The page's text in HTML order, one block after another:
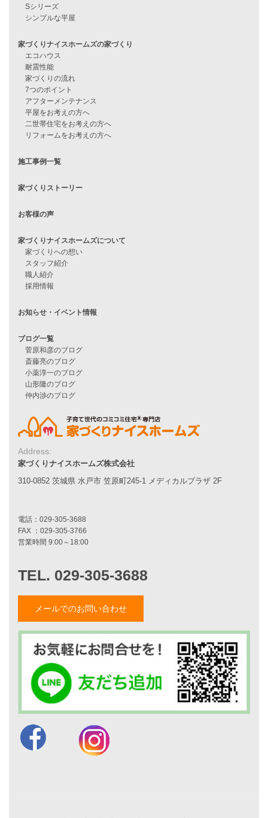
資料請求
住宅ローンに不安がある方へ
他社で無理だと言われた方へ
住宅ローンのよくある質問
月収25万円で家を建てる方法
WOOD BOX
ハピネスシリーズ
Smart2030
Sシリーズ
シンプルな平屋
エコハウス
耐震性能
7つのポイント
アフターメンテナンス
平屋をお考えの方へ
施工事例一覧
お客様の声
家づくりナイスホームズについて
家づくりへの想い
スタッフ紹介
職人紹介
採用情報
お知らせ・イベント情報
ブログ一覧
菅原和彦のブログ
Address:
家づくりナイスホームズ株式会社
310-0852 茨城県 水戸市 笠原町245-1 メディカルプラザ 2F
メールでのお問い合わせ